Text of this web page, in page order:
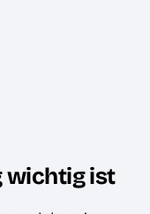
wichtig ist